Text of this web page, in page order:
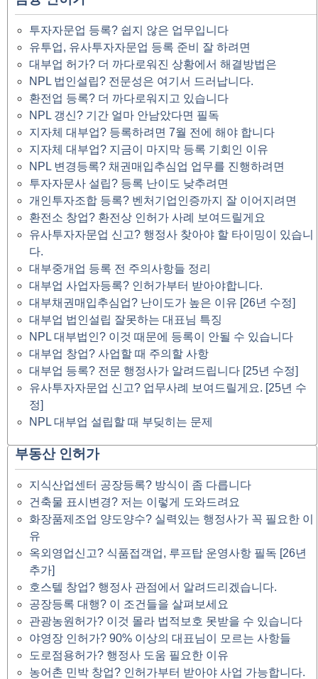
투자자문업 등록? 쉽지 않은 업무입니다
유투업, 유사투자자문업 등록 준비 잘 하려면
대부업 허가? 더 까다로워진 상황에서 해결방법은
NPL 법인설립? 전문성은 여기서 드러납니다.
환전업 등록? 더 까다로워지고 있습니다
NPL 갱신? 기간 얼마 안남았다면 필독
지자체 대부업? 등록하려면 7월 전에 해야 합니다
지자체 대부업? 지금이 마지막 등록 기회인 이유
NPL 변경등록? 채권매입추심업 업무를 진행하려면
투자자문사 설립? 등록 난이도 낮추려면
개인투자조합 등록? 벤처기업인증까지 잘 이어지려면
환전소 창업? 환전상 인허가 사례 보여드릴게요
유사투자자문업 신고? 행정사 찾아야 할 타이밍이 있습니
다.
대부중개업 등록 전 주의사항들 정리
대부업 사업자등록? 인허가부터 받아야합니다.
대부채권매입추심업? 난이도가 높은 이유 [26년 수정]
대부업 법인설립 잘못하는 대표님 특징
NPL 대부법인? 이것 때문에 등록이 안될 수 있습니다
대부업 창업? 사업할 때 주의할 사항
대부업 등록? 전문 행정사가 알려드립니다 [25년 수정]
유사투자자문업 신고? 업무사례 보여드릴게요. [25년 수
정]
NPL 대부업 설립할 때 부딪히는 문제
부동산 인허가
지식산업센터 공장등록? 방식이 좀 다릅니다
건축물 표시변경? 저는 이렇게 도와드려요
화장품제조업 양도양수? 실력있는 행정사가 꼭 필요한 이
유
옥외영업신고? 식품접객업, 루프탑 운영사항 필독 [26년
추가]
호스텔 창업? 행정사 관점에서 알려드리겠습니다.
공장등록 대행? 이 조건들을 살펴보세요
관광농원허가? 이것 몰라 법적보호 못받을 수 있습니다
야영장 인허가? 90% 이상의 대표님이 모르는 사항들
도로점용허가? 행정사 도움 필요한 이유
농어촌 민박 창업? 인허가부터 받아야 사업 가능합니다.